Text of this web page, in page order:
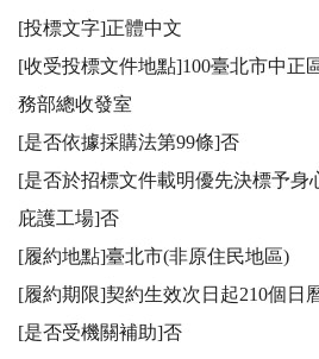
[投標文字]正體中文
[收受投標文件地點]100臺北市中正
務部總收發室
[是否依據採購法第99條]否
[是否於招標文件載明優先決標予身
庇護工場]否
[履約地點]臺北市(非原住民地區)
[履約期限]契約生效次日起210個日
[是否受機關補助]否